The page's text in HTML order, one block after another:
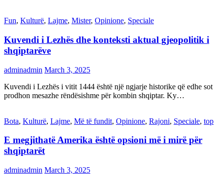
Fun, Kulturë, Lajme, Mister, Opinione, Speciale
Kuvendi i Lezhës dhe konteksti aktual gjeopolitik i
shqiptarëve
adminadmin March 3, 2025
Kuvendi i Lezhës i vitit 1444 është një ngjarje historike që edhe sot
prodhon mesazhe rëndësishme për kombin shqiptar. Ky…
Bota, Kulturë, Lajme, Më të fundit, Opinione, Rajoni, Speciale, top
E megjithatë Amerika është opsioni më i mirë për
shqiptarët
adminadmin March 3, 2025